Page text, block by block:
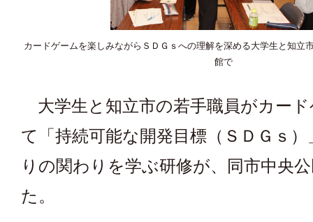
カードゲームを楽しみながらＳＤＧｓへの理解を深める大学生と知立
館で
大学生と知立市の若手職員がカー
て「持続可能な開発目標（ＳＤＧｓ
りの関わりを学ぶ研修が、同市中央
た。